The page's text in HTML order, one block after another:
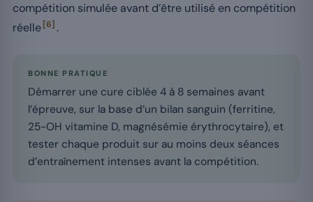
compétition simulée avant d’être utilisé en compétition
réelle[6] .
BONNE PRATIQUE
Démarrer une cure ciblée 4 à 8 semaines avant
l’épreuve, sur la base d’un bilan sanguin (ferritine,
25-OH vitamine D, magnésémie érythrocytaire), et
tester chaque produit sur au moins deux séances
d’entraînement intenses avant la compétition.